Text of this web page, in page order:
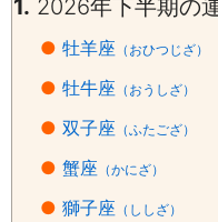
1. 2026年下半期の
● 牡羊座 （おひつじざ）
● 牡牛座 （おうしざ）
● 双子座 （ふたござ）
● 蟹座 （かにざ）
● 獅子座 （ししざ）